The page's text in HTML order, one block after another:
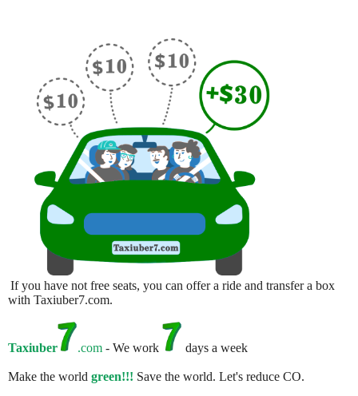
If you have not free seats, you can offer a ride and transfer a box
with Taxiuber7.com.
Taxiuber .com - We work days a week
Make the world green!!! Save the world. Let's reduce CO.